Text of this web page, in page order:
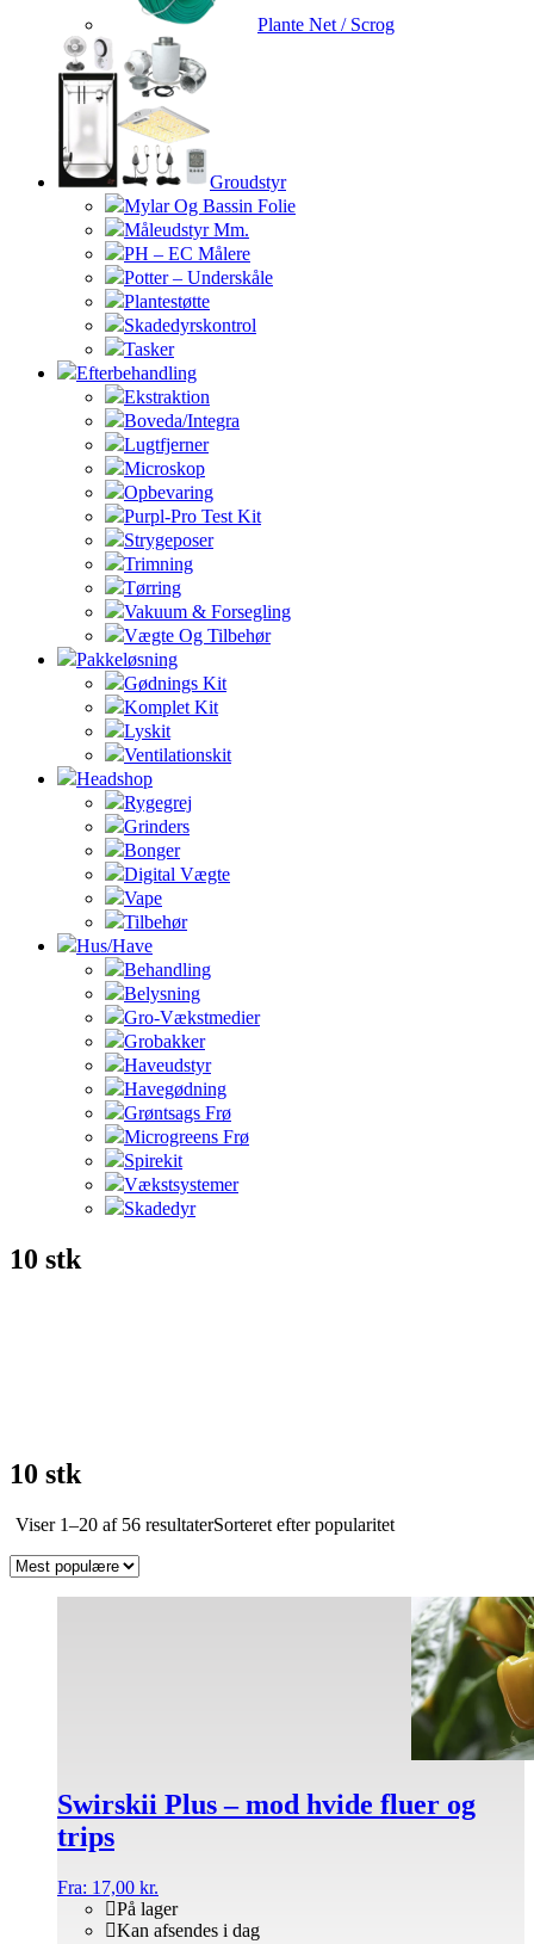
Plante Net / Scrog
Groudstyr
Mylar Og Bassin Folie
Måleudstyr Mm.
PH – EC Målere
Potter – Underskåle
Plantestøtte
Skadedyrskontrol
Tasker
Efterbehandling
Ekstraktion
Boveda/Integra
Lugtfjerner
Microskop
Opbevaring
Purpl-Pro Test Kit
Strygeposer
Trimning
Tørring
Vakuum & Forsegling
Vægte Og Tilbehør
Pakkeløsning
Gødnings Kit
Komplet Kit
Lyskit
Ventilationskit
Headshop
Rygegrej
Grinders
Bonger
Digital Vægte
Vape
Tilbehør
Hus/Have
Behandling
Belysning
Gro-Vækstmedier
Grobakker
Haveudstyr
Havegødning
Grøntsags Frø
Microgreens Frø
Spirekit
Vækstsystemer
Skadedyr
10 stk
10 stk
Viser 1–20 af 56 resultaterSorteret efter popularitet
Swirskii Plus – mod hvide fluer og
trips
Fra: 17,00 kr.
På lager
Kan afsendes i dag